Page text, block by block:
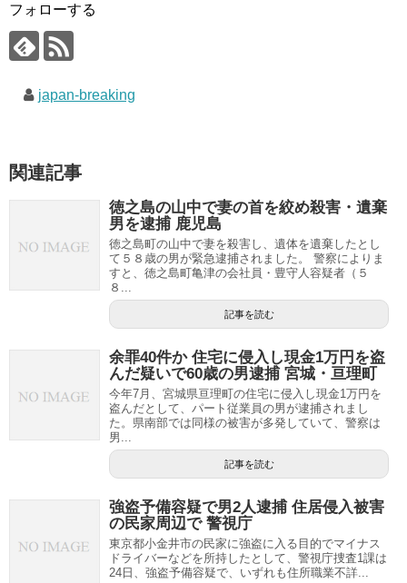
フォローする
japan-breaking
関連記事
徳之島の山中で妻の首を絞め殺害・遺棄
男を逮捕 鹿児島
徳之島町の山中で妻を殺害し、遺体を遺棄したとし
て５８歳の男が緊急逮捕されました。 警察によりま
すと、徳之島町亀津の会社員・豊守人容疑者（５
８...
記事を読む
余罪40件か 住宅に侵入し現金1万円を盗
んだ疑いで60歳の男逮捕 宮城・亘理町
今年7月、宮城県亘理町の住宅に侵入し現金1万円を
盗んだとして、パート従業員の男が逮捕されまし
た。県南部では同様の被害が多発していて、警察は
男...
記事を読む
強盗予備容疑で男2人逮捕 住居侵入被害
の民家周辺で 警視庁
東京都小金井市の民家に強盗に入る目的でマイナス
ドライバーなどを所持したとして、警視庁捜査1課は
24日、強盗予備容疑で、いずれも住所職業不詳...